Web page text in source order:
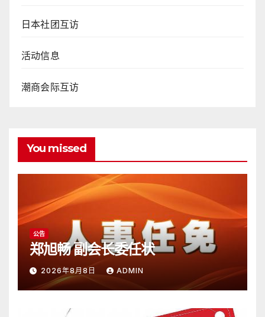
日本社团互访
活动信息
潮商会际互访
You missed
公告
郑旭畅 副会长委任状
2026年8月8日 ADMIN